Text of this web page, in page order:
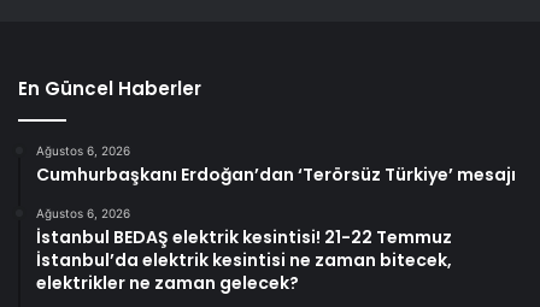
En Güncel Haberler
Ağustos 6, 2026
Cumhurbaşkanı Erdoğan’dan ‘Terörsüz Türkiye’ mesajı
Ağustos 6, 2026
İstanbul BEDAŞ elektrik kesintisi! 21-22 Temmuz
İstanbul’da elektrik kesintisi ne zaman bitecek,
elektrikler ne zaman gelecek?